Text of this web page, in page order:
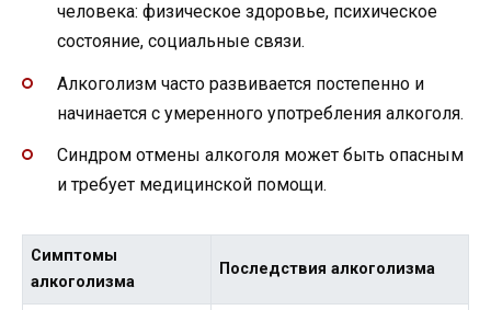
человека: физическое здоровье, психическое
состояние, социальные связи.
Алкоголизм часто развивается постепенно и
начинается с умеренного употребления алкоголя.
Синдром отмены алкоголя может быть опасным
и требует медицинской помощи.
Симптомы
алкоголизма
Последствия алкоголизма